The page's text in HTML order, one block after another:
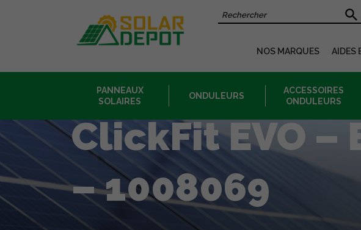
Recherche sur le site
NOS MARQUES AIDES
PANNEAUX
SOLAIRES
ONDULEURS
ACCESSOIRES
ONDULEURS
ClickFit EVO –
– 1008069